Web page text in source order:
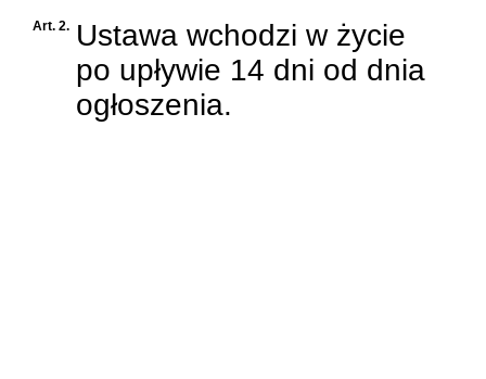
Art. 2. Ustawa wchodzi w życie
po upływie 14 dni od dnia
ogłoszenia.